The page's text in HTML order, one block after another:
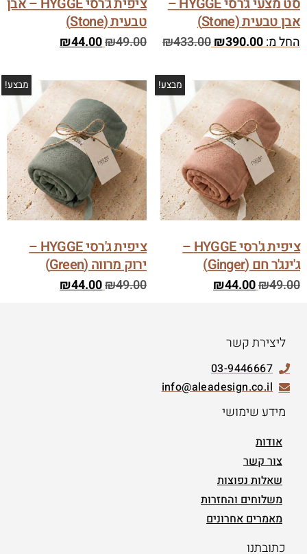
סט מצעי ג'רסי HYGGE –
אבן טבעית (Stone)
החל מ: ₪390.00
₪433.00
ציפית ג'רסי HYGGE – אבן
טבעית (Stone)
₪49.00
₪44.00
מבצע!
ציפית ג'רסי HYGGE –
ג'ינג'ר חם (Ginger)
₪49.00
₪44.00
מבצע!
ציפית ג'רסי HYGGE –
ירוק מרווה (Green)
₪49.00
₪44.00
ליצירת קשר
03-9446667
info@aleadesign.co.il
מידע שימושי
אודות
צור קשר
שאלות נפוצות
משלוחים והחזרות
מאמרים אחרונים
כתובתנו